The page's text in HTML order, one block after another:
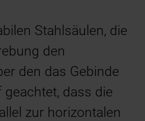
Stahlsäulen, die
den
den das Gebinde
dass die
zur horizontalen